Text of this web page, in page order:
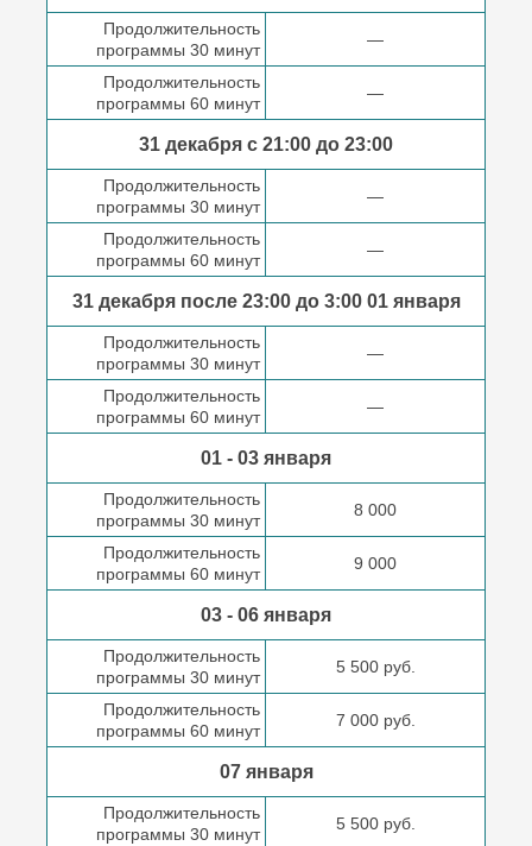
Продолжительность
программы 30 минут
—
Продолжительность
программы 60 минут
—
31 декабря с 21:00 до 23:00
Продолжительность
программы 30 минут
—
Продолжительность
программы 60 минут
—
31 декабря после23:00 до 3:0001 января
Продолжительность
программы 30 минут
—
Продолжительность
программы 60 минут
—
01 - 03 января
Продолжительность
программы 30 минут
8 000
Продолжительность
программы 60 минут
9 000
03 - 06 января
Продолжительность
программы 30 минут
5 500 руб.
Продолжительность
программы 60 минут
7 000 руб.
07 января
Продолжительность
программы 30 минут
5 500 руб.